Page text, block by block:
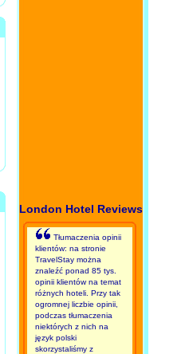
London Hotel Reviews
Tłumaczenia opinii
klientów: na stronie
TravelStay można
znaleźć ponad 85 tys.
opinii klientów na temat
różnych hoteli. Przy tak
ogromnej liczbie opinii,
podczas tłumaczenia
niektórych z nich na
język polski
skorzystaliśmy z